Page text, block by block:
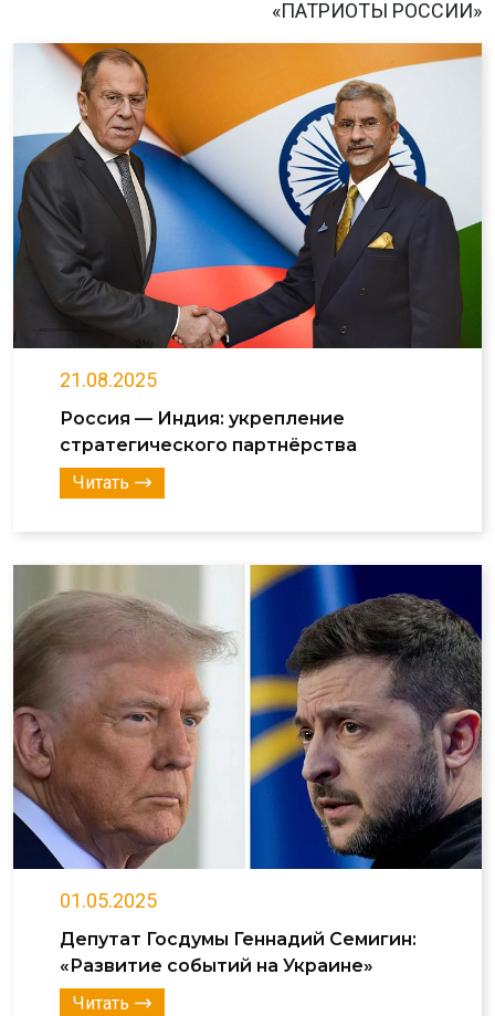
«ПАТРИОТЫ РОССИИ»
21.08.2025
Россия — Индия: укрепление
стратегического партнёрства
Читать
01.05.2025
Депутат Госдумы Геннадий Семигин:
«Развитие событий на Украине»
Читать